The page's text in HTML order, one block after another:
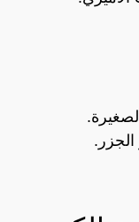
الجزر.